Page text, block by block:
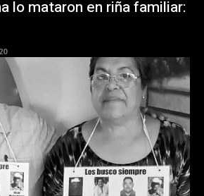
lo mataron en riña familiar: